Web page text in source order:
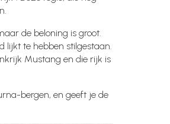
de beloning is groot.
lijkt te hebben stilgestaan.
Mustang en die rijk is
bergen, en geeft je de